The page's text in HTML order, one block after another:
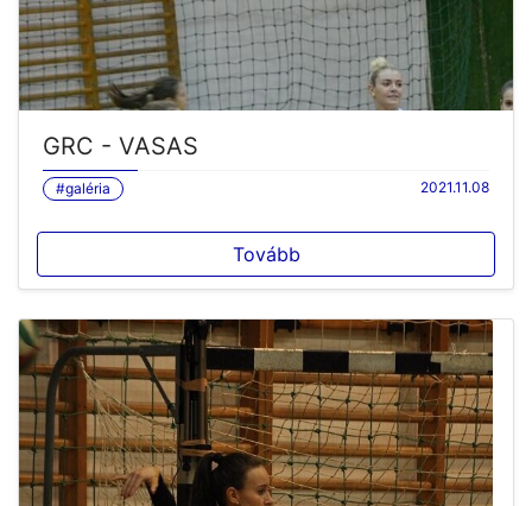
GRC - VASAS
#galéria 2021.11.08
Tovább